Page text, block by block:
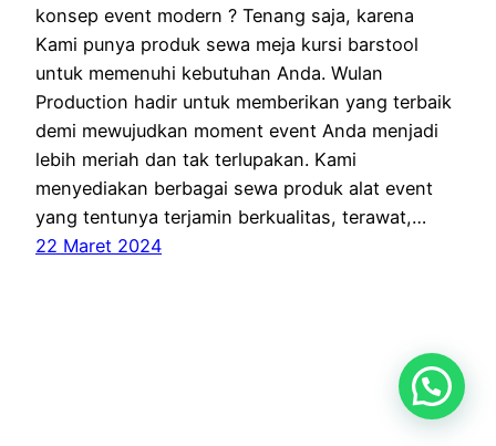
konsep event modern ? Tenang saja, karena
Kami punya produk sewa meja kursi barstool
untuk memenuhi kebutuhan Anda. Wulan
Production hadir untuk memberikan yang terbaik
demi mewujudkan moment event Anda menjadi
lebih meriah dan tak terlupakan. Kami
menyediakan berbagai sewa produk alat event
yang tentunya terjamin berkualitas, terawat,…
22 Maret 2024